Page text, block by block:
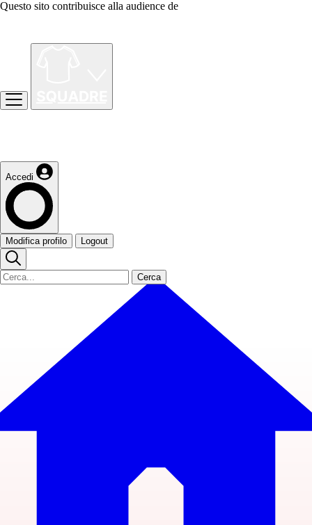
Questo sito contribuisce alla audience de
Accedi
Modifica profilo Logout
Cerca